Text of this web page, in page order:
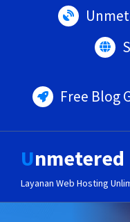
Free Blog
Unmetered
Layanan Web Hosting